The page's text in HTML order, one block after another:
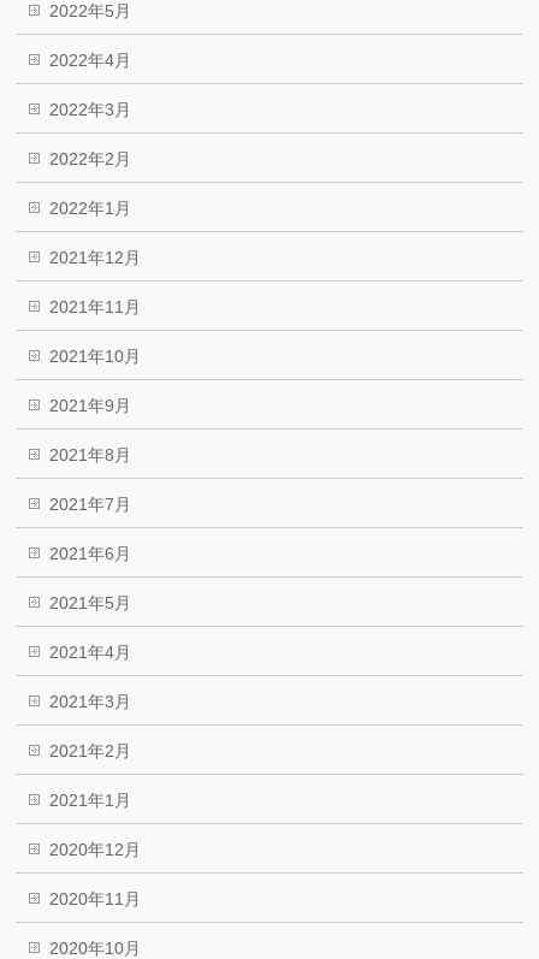
2022年5月
2022年4月
2022年3月
2022年2月
2022年1月
2021年12月
2021年11月
2021年10月
2021年9月
2021年8月
2021年7月
2021年6月
2021年5月
2021年4月
2021年3月
2021年2月
2021年1月
2020年12月
2020年11月
2020年10月